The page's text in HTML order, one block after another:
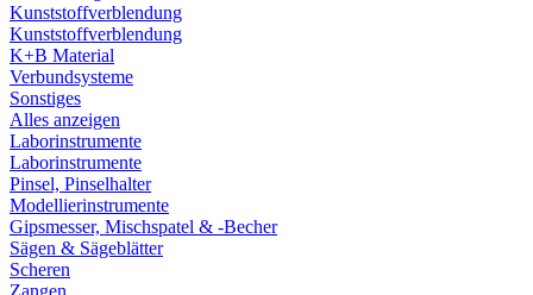
Kunststoffverblendung
Kunststoffverblendung
K+B Material
Verbundsysteme
Sonstiges
Alles anzeigen
Laborinstrumente
Laborinstrumente
Pinsel, Pinselhalter
Modellierinstrumente
Gipsmesser, Mischspatel & -Becher
Sägen & Sägeblätter
Scheren
Zangen